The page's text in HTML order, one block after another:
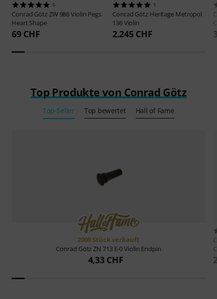
6
Conrad GötzZW 986 Violin Pegs
Heart Shape
69 CHF
1
Conrad Götz Heritage Metropol
136 Violin
2.245 CHF
Top Produkte von Conrad Götz
Top-Seller Top bewertet Hall of Fame
2000 Stück verkauft
Conrad GötzZN 713 E-0 Violin Endpin
4,33 CHF